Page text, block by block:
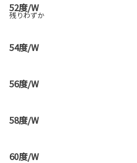
52度/W
残りわずか
54度/W
56度/W
58度/W
60度/W